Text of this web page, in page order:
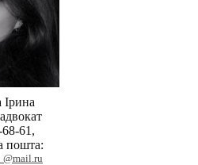
Ірина
61,
пошта: